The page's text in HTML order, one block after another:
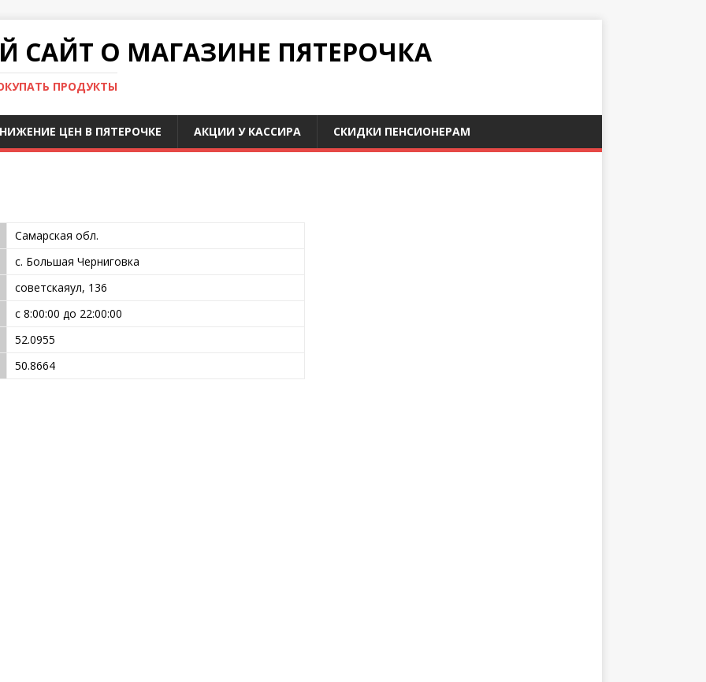
О МАГАЗИНЕ ПЯТЕРОЧКА
ПРОДУКТЫ
ЦЕН В ПЯТЕРОЧКЕ АКЦИИ У КАССИРА СКИДКИ ПЕНСИОНЕРАМ
Самарская обл.
с. Большая Черниговка
советскаяул, 136
с 8:00:00 до 22:00:00
52.0955
50.8664